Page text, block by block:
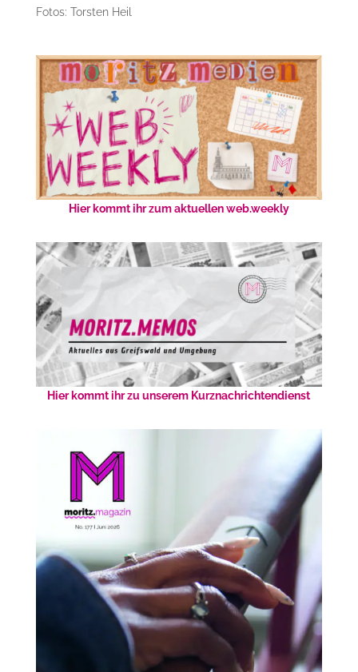
Fotos: Torsten Heil
Hier kommt ihr zum aktuellen web.weekly
Hier kommt ihr zu unserem Kurznachrichtendienst